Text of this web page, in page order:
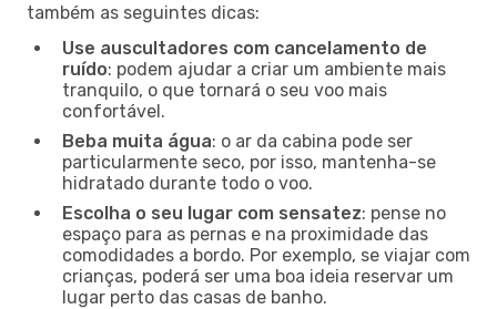
também as seguintes dicas:
Use auscultadores com cancelamento de
ruído: podem ajudar a criar um ambiente mais
tranquilo, o que tornará o seu voo mais
confortável.
Beba muita água: o ar da cabina pode ser
particularmente seco, por isso, mantenha-se
hidratado durante todo o voo.
Escolha o seu lugar com sensatez: pense no
espaço para as pernas e na proximidade das
comodidades a bordo. Por exemplo, se viajar com
crianças, poderá ser uma boa ideia reservar um
lugar perto das casas de banho.